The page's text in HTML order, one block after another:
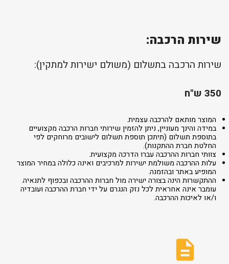
שירות הרכבה:
שירות הרכבה בתשלום (משולם ישירות למתקין):
350 ש"ח
המוצר מותאם להרכבה עצמית.
במידה והינך מעוניין, ניתן להזמין שירותי חברות הרכבה מקצועיים
בתוספת תשלום (תיתכן תוספת תשלום לישובים מרוחקים לפי
החלטת חברת ההתקנות).
צוותי חברות ההרכבה עברו הדרכה מקצועית.
עלות ההרכבה משולמת ישירות למרכיבים ואינה כלולה במחיר המוצר
המופיע באתר ובהזמנה.
ההתקשרות הינה בצורה ישירה מול חברות ההרכבה ובכפוף לתנאיה.
עומבר אינה אחראית לכל נזק הנגרם על ידי חברת ההרכבה ועובדיה
ו/או לאיכות ההרכבה.